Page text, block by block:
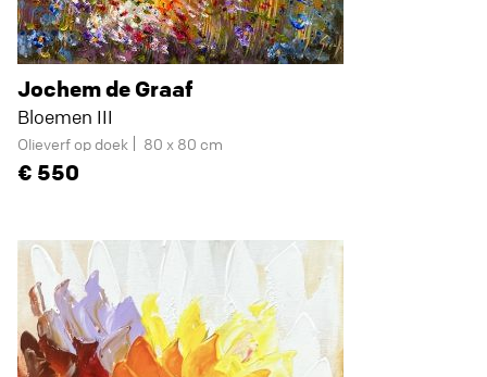
Jochem de Graaf
Bloemen III
Olieverf op doek 80 x 80 cm
550